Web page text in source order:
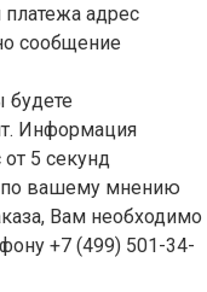
адрес
сообщение
будете
Информация
5 секунд
по вашему мнению
Вам необходимо
+7 (499) 501-34-